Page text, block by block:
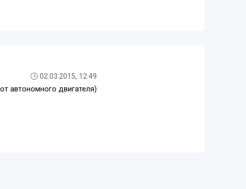
02.03.2015, 12:49
автономного двигателя)